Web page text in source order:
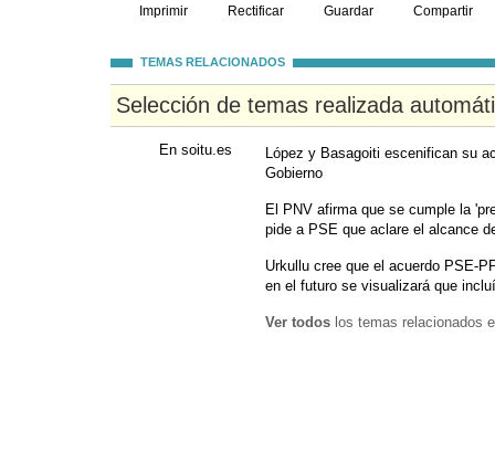
Imprimir Rectificar Guardar Compartir
TEMAS RELACIONADOS
Selección de temas realizada
En soitu.es
López y Basagoiti escenifican su
Gobierno
El PNV afirma que se cumple la
pide a PSE que aclare el alcance
Urkullu cree que el acuerdo PSE-
en el futuro se visualizará que
Ver todos los temas relacionados